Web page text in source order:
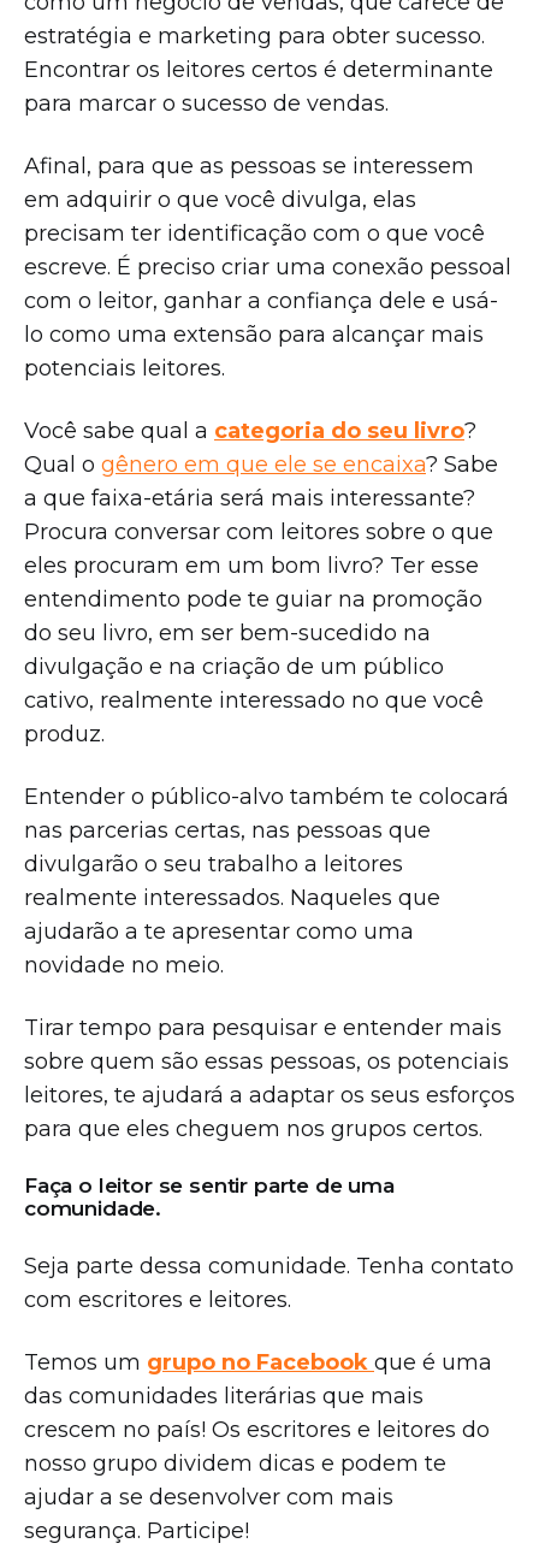
estratégia e marketing para obter sucesso.
Encontrar os leitores certos é determinante
para marcar o sucesso de vendas.
Afinal, para que as pessoas se interessem
em adquirir o que você divulga, elas
precisam ter identificação com o que você
escreve. É preciso criar uma conexão pessoal
com o leitor, ganhar a confiança dele e usá-
lo como uma extensão para alcançar mais
potenciais leitores.
Você sabe qual a categoria do seu livro?
Qual o gênero em que ele se encaixa? Sabe
a que faixa-etária será mais interessante?
Procura conversar com leitores sobre o que
eles procuram em um bom livro? Ter esse
entendimento pode te guiar na promoção
do seu livro, em ser bem-sucedido na
divulgação e na criação de um público
cativo, realmente interessado no que você
produz.
Entender o público-alvo também te colocará
nas parcerias certas, nas pessoas que
divulgarão o seu trabalho a leitores
realmente interessados. Naqueles que
ajudarão a te apresentar como uma
novidade no meio.
Tirar tempo para pesquisar e entender mais
sobre quem são essas pessoas, os potenciais
leitores, te ajudará a adaptar os seus esforços
para que eles cheguem nos grupos certos.
Faça o leitor se sentir parte de uma
comunidade.
Seja parte dessa comunidade. Tenha contato
com escritores e leitores.
Temos um grupo no Facebook que é uma
das comunidades literárias que mais
crescem no país! Os escritores e leitores do
nosso grupo dividem dicas e podem te
ajudar a se desenvolver com mais
segurança. Participe!